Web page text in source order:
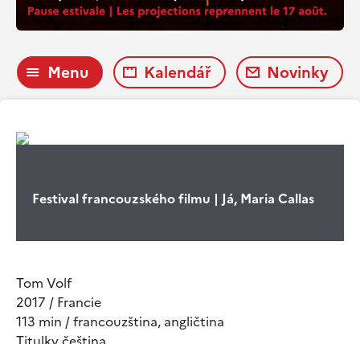
Menu Kalendář Novinky
Festival francouzského filmu | Já, Maria Callas
Tom Volf
2017 / Francie
113 min / francouzština, angličtina